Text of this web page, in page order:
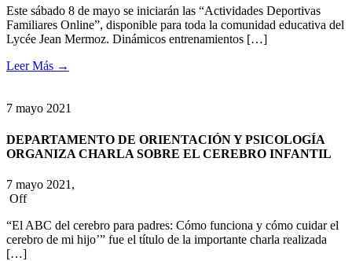
Este sábado 8 de mayo se iniciarán las “Actividades Deportivas
Familiares Online”, disponible para toda la comunidad educativa del
Lycée Jean Mermoz. Dinámicos entrenamientos […]
Leer Más →
7 mayo 2021
DEPARTAMENTO DE ORIENTACIÓN Y PSICOLOGÍA
ORGANIZA CHARLA SOBRE EL CEREBRO INFANTIL
7 mayo 2021,
Off
“El ABC del cerebro para padres: Cómo funciona y cómo cuidar el
cerebro de mi hijo’” fue el título de la importante charla realizada
[…]